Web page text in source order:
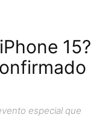
15?
especial que